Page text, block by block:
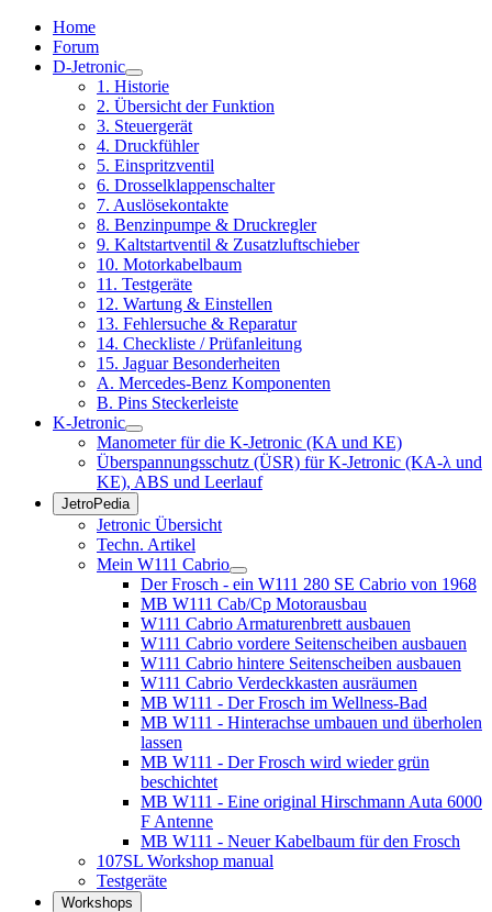
Home
Forum
D-Jetronic
1. Historie
2. Übersicht der Funktion
3. Steuergerät
4. Druckfühler
5. Einspritzventil
6. Drosselklappenschalter
7. Auslösekontakte
8. Benzinpumpe & Druckregler
9. Kaltstartventil & Zusatzluftschieber
10. Motorkabelbaum
11. Testgeräte
12. Wartung & Einstellen
13. Fehlersuche & Reparatur
14. Checkliste / Prüfanleitung
15. Jaguar Besonderheiten
A. Mercedes-Benz Komponenten
B. Pins Steckerleiste
K-Jetronic
Manometer für die K-Jetronic (KA und KE)
Überspannungsschutz (ÜSR) für K-Jetronic (KA-λ und
KE), ABS und Leerlauf
JetroPedia
Jetronic Übersicht
Techn. Artikel
Mein W111 Cabrio
Der Frosch - ein W111 280 SE Cabrio von 1968
MB W111 Cab/Cp Motorausbau
W111 Cabrio Armaturenbrett ausbauen
W111 Cabrio vordere Seitenscheiben ausbauen
W111 Cabrio hintere Seitenscheiben ausbauen
W111 Cabrio Verdeckkasten ausräumen
MB W111 - Der Frosch im Wellness-Bad
MB W111 - Hinterachse umbauen und überholen
lassen
MB W111 - Der Frosch wird wieder grün
beschichtet
MB W111 - Eine original Hirschmann Auta 6000
F Antenne
MB W111 - Neuer Kabelbaum für den Frosch
107SL Workshop manual
Testgeräte
Workshops